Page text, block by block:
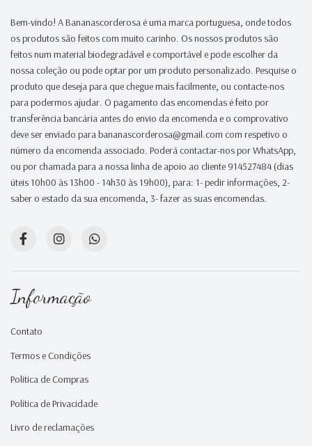
Bem-vindo! A Bananascorderosa é uma marca portuguesa, onde todos
os produtos são feitos com muito carinho. Os nossos produtos são
feitos num material biodegradável e comportável e pode escolher da
nossa coleção ou pode optar por um produto personalizado. Pesquise o
produto que deseja para que chegue mais facilmente, ou contacte-nos
para podermos ajudar. O pagamento das encomendas é feito por
transferência bancária antes do envio da encomenda e o comprovativo
deve ser enviado para bananascorderosa@gmail.com com respetivo o
número da encomenda associado. Poderá contactar-nos por WhatsApp,
ou por chamada para a nossa linha de apoio ao cliente 914527484 (dias
úteis 10h00 às 13h00 - 14h30 às 19h00), para: 1- pedir informações, 2-
saber o estado da sua encomenda, 3- fazer as suas encomendas.
Informação
Contato
Termos e Condições
Politica de Compras
Política de Privacidade
Livro de reclamações